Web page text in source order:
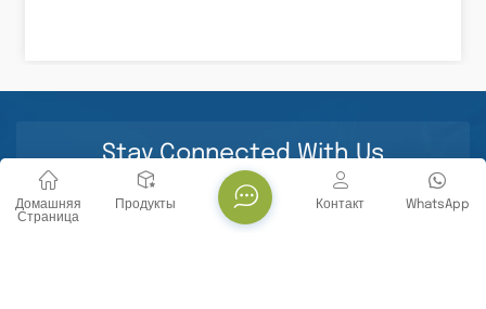
Stay Connected With Us
Домашняя
Страница
Продукты WhatsApp
Контакт